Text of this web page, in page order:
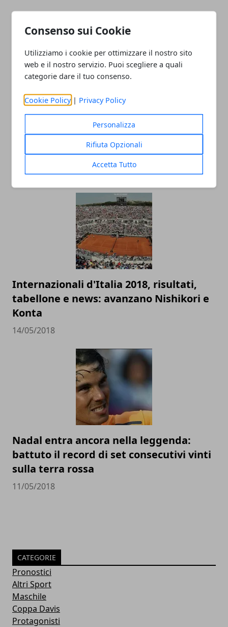
Consenso sui Cookie
Utilizziamo i cookie per ottimizzare il nostro sito
web e il nostro servizio. Puoi scegliere a quali
categorie dare il tuo consenso.
Cookie Policy | Privacy Policy
Personalizza
Rifiuta Opzionali
Accetta Tutto
ARTICOLI CORRELATI
Racchette da tennis: quanto incidono
sul gioco del principiante
10/12/2018
Internazionali d'Italia 2018, risultati,
tabellone e news: avanzano Nishikori e
Konta
14/05/2018
Nadal entra ancora nella leggenda:
battuto il record di set consecutivi vinti
sulla terra rossa
11/05/2018
CATEGORIE
Pronostici
Altri Sport
Maschile
Coppa Davis
Protagonisti